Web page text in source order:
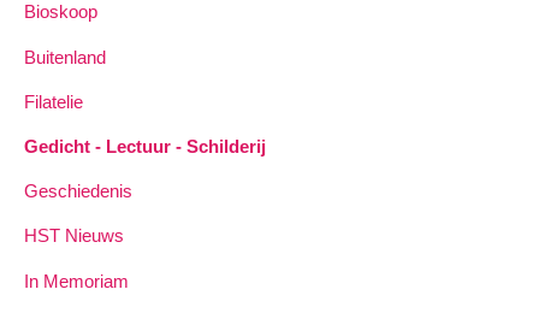
Bioskoop
Buitenland
Filatelie
Gedicht - Lectuur - Schilderij
Geschiedenis
HST Nieuws
In Memoriam